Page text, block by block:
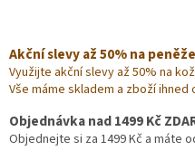
Akční slevy až 50% na
Využijte akční slevy až 50% na
Vše máme skladem a zboží ihned
Objednávka nad 1499 Kč
Objednejte si za 1499 Kč a máte